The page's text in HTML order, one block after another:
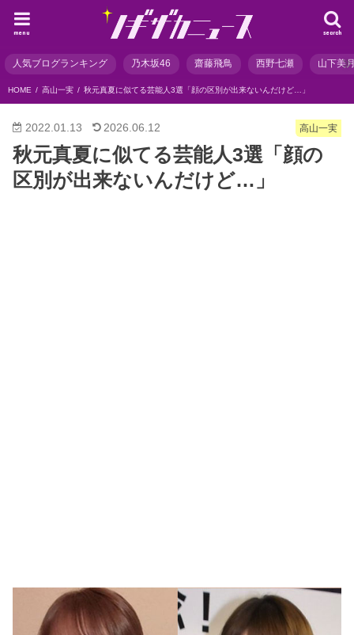
search
menu
人気ブログランキング 乃木坂46 齋藤飛鳥 西野七瀬 山下美
HOME 高山一実 秋元真夏に似てる芸能人3選「顔の区別が出来ないんだけど…」
高山一実
2022.01.13 2026.06.12
秋元真夏に似てる芸能人3選「顔の
区別が出来ないんだけど…」